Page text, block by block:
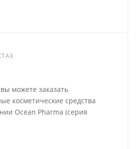
можете заказать
косметические средства
Ocean Pharma (серия